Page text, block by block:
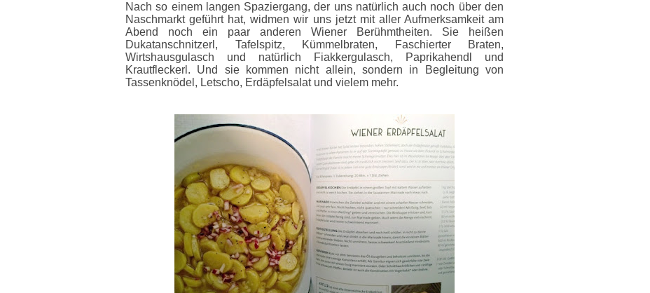
Nach so einem langen Spaziergang, der uns natürlich auch noch über den
Naschmarkt geführt hat, widmen wir uns jetzt mit aller Aufmerksamkeit am
Abend noch ein paar anderen Wiener Berühmtheiten. Sie heißen
Dukatanschnitzerl, Tafelspitz, Kümmelbraten, Faschierter Braten,
Wirtshausgulasch und natürlich Fiakkergulasch, Paprikahendl und
Krautfleckerl. Und sie kommen nicht allein, sondern in Begleitung von
Tassenknödel, Letscho, Erdäpfelsalat und vielem mehr.